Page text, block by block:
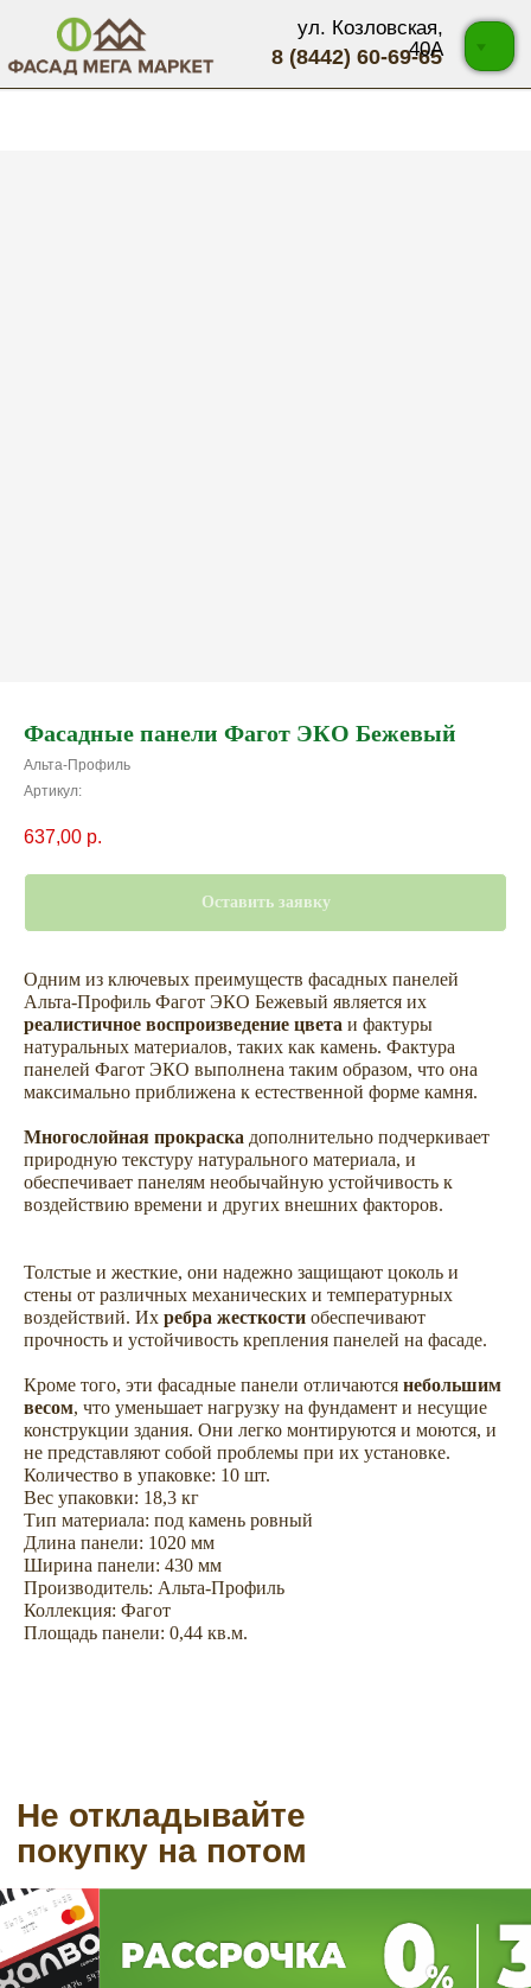
8 (8442) 60-69-65
ул. Козловская,
40А
Фасадные панели Фагот ЭКО Бежевый
Альта-Профиль
Артикул:
637,00 р.
Оставить заявку
Одним из ключевых преимуществ фасадных панелей
Альта-Профиль Фагот ЭКО Бежевый является их
реалистичное воспроизведение цвета и фактуры
натуральных материалов, таких как камень. Фактура
панелей Фагот ЭКО выполнена таким образом, что она
максимально приближена к естественной форме камня.
Многослойная прокраска дополнительно подчеркивает
природную текстуру натурального материала, и
обеспечивает панелям необычайную устойчивость к
воздействию времени и других внешних факторов.
Толстые и жесткие, они надежно защищают цоколь и
стены от различных механических и температурных
воздействий. Их ребра жесткости обеспечивают
прочность и устойчивость крепления панелей на фасаде.
Кроме того, эти фасадные панели отличаются небольшим
весом, что уменьшает нагрузку на фундамент и несущие
конструкции здания. Они легко монтируются и моются, и
не представляют собой проблемы при их установке.
Количество в упаковке: 10 шт.
Вес упаковки: 18,3 кг
Тип материала: под камень ровный
Длина панели: 1020 мм
Ширина панели: 430 мм
Производитель: Альта-Профиль
Коллекция: Фагот
Площадь панели: 0,44 кв.м.
Не откладывайте
покупку на потом